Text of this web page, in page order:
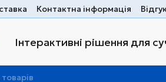
Контактна інформація
Інтерактивні рішення для